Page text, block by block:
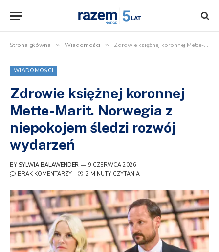
Strona główna » Wiadomości » Zdrowie księżnej koronnej Mette-Marit. Norwegia z niepokojem śledzi rozwój wydarzeń
WIADOMOŚCI
Zdrowie księżnej koronnej
Mette-Marit. Norwegia z
niepokojem śledzi rozwój
wydarzeń
BY SYLWIA BALAWENDER
9 CZERWCA 2026
BRAK KOMENTARZY
2 MINUTY CZYTANIA